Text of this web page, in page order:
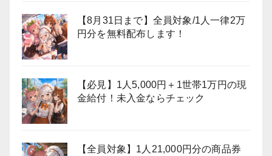
【8月31日まで】全員対象/1人一律2万
円分を無料配布します！
【必見】1人5,000円＋1世帯1万円の現
金給付！未入金ならチェック
【全員対象】1人21,000円分の商品券